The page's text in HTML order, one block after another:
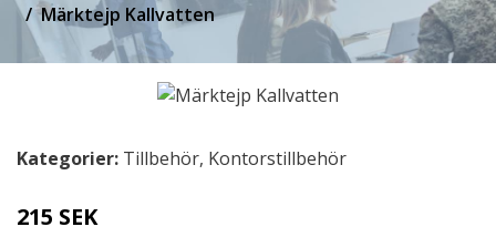
Märktejp Kallvatten
Kategorier: Tillbehör, Kontorstillbehör
215 SEK